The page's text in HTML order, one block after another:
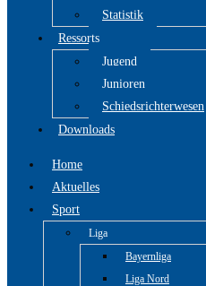
Statistik
Ressorts
Jugend
Junioren
Schiedsrichterwesen
Downloads
Home
Aktuelles
Sport
Liga
Bayernliga
Liga Nord